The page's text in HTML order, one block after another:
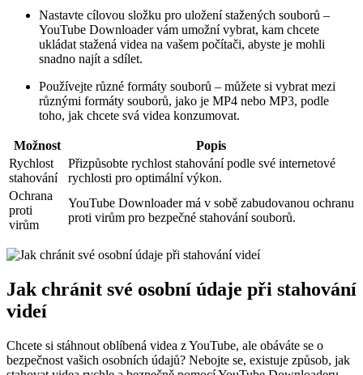
Nastavte cílovou složku pro uložení stažených souborů –
YouTube Downloader vám umožní vybrat, kam chcete
ukládat stažená videa na vašem počítači, abyste je mohli
snadno najít a sdílet.
Používejte různé formáty souborů – můžete si vybrat mezi
různými formáty souborů, jako je MP4 nebo MP3, podle
toho, jak chcete svá videa konzumovat.
Možnost
Popis
Rychlost
stahování
Přizpůsobte rychlost stahování podle své internetové
rychlosti pro optimální výkon.
Ochrana
proti
virům
YouTube Downloader má v sobě zabudovanou ochranu
proti virům pro bezpečné stahování souborů.
Jak chránit své osobní údaje při stahování
videí
Chcete si stáhnout oblíbená videa z YouTube, ale obáváte se o
bezpečnost vašich osobních údajů? Nebojte se, existuje způsob, jak